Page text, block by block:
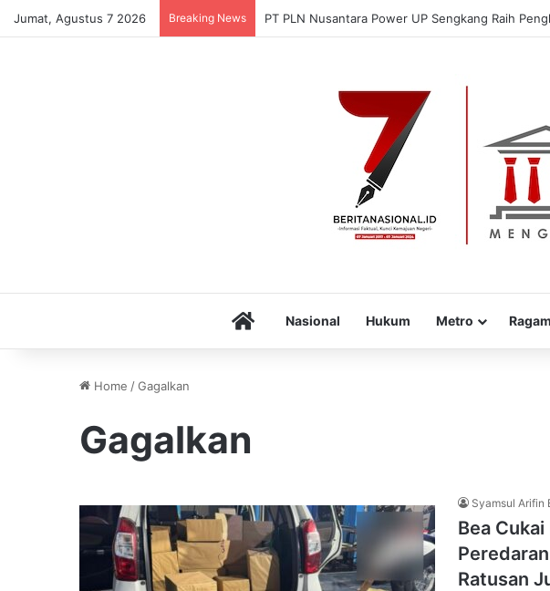
Jumat, Agustus 7 2026 Breaking News Puskesmas Munte Luncurkan “WARUNG PEKA”,
HomeNasional Hukum Metro Ragam
Home /Gagalkan
Gagalkan
Syamsul Arifin
Bea
Ratusan